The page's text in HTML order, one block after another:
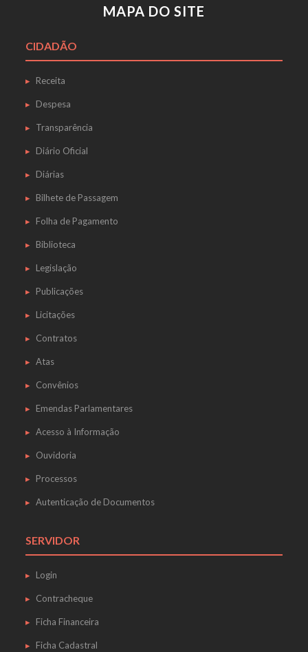
MAPA DO SITE
CIDADÃO
Receita
Despesa
Transparência
Diário Oficial
Diárias
Bilhete de Passagem
Folha de Pagamento
Biblioteca
Legislação
Publicações
Licitações
Contratos
Atas
Convênios
Emendas Parlamentares
Acesso à Informação
Ouvidoria
Processos
Autenticação de Documentos
SERVIDOR
Login
Contracheque
Ficha Financeira
Ficha Cadastral